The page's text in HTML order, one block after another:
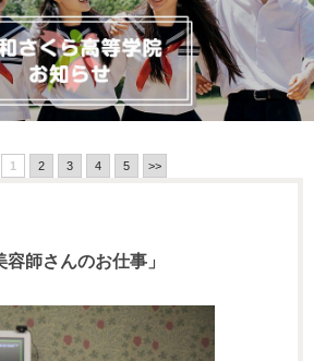
1 2 3 4 5 >>
師さんのお仕事」